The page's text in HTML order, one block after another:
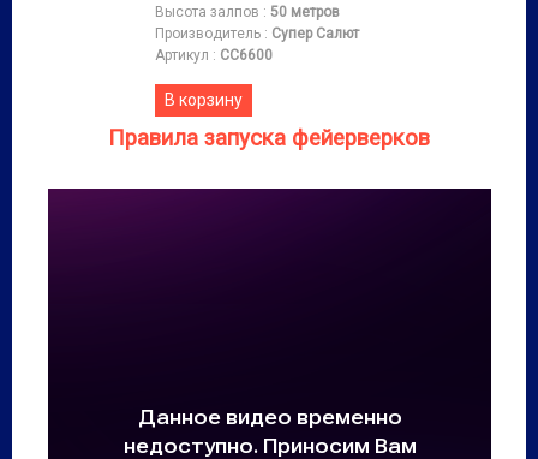
Высота залпов : 50 метров
Производитель : Супер Салют
Артикул : СС6600
В корзину
Правила запуска фейерверков